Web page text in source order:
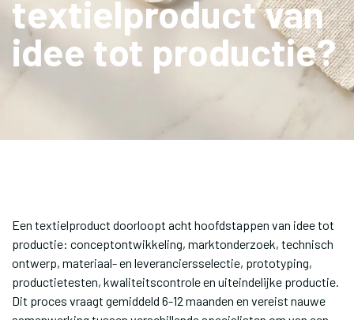
textielproduct van
idee tot productie?
Een textielproduct doorloopt acht hoofdstappen van idee tot
productie: conceptontwikkeling, marktonderzoek, technisch
ontwerp, materiaal- en leveranciersselectie, prototyping,
productietesten, kwaliteitscontrole en uiteindelijke productie.
Dit proces vraagt gemiddeld 6-12 maanden en vereist nauwe